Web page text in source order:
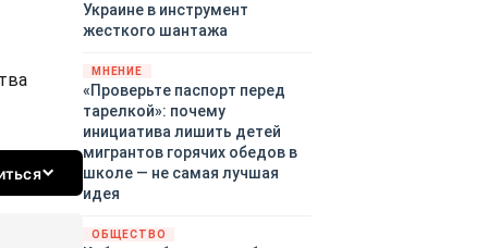
Украине в инструмент
жесткого шантажа
МНЕНИЕ
«Проверьте паспорт перед
тарелкой»: почему
инициатива лишить детей
мигрантов горячих обедов в
школе — не самая лучшая
идея
ОБЩЕСТВО